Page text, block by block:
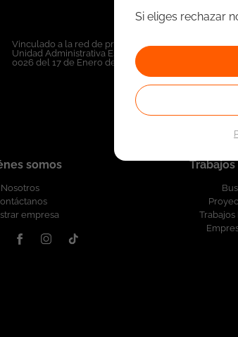
Vinculado a la red de prestadores del Servicio
Unidad Administrativa Especial del Servicio Público
0026 del 17 de Enero de 2023,
somos
Nosotros
empresa
Trabajos
Si eliges rechazar